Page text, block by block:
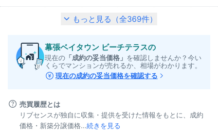
もっと見る（全369件）
幕張ベイタウン ビーチテラスの
現在の 「成約の妥当価格」 を確認しませんか？今い
くらでマンションが売れるか、相場がわかります。
現在の成約の妥当価格を確認する
売買履歴とは
リブセンスが独自に収集・提供を受けた情報をもとに、成約
価格・新築分譲価格...続きを見る